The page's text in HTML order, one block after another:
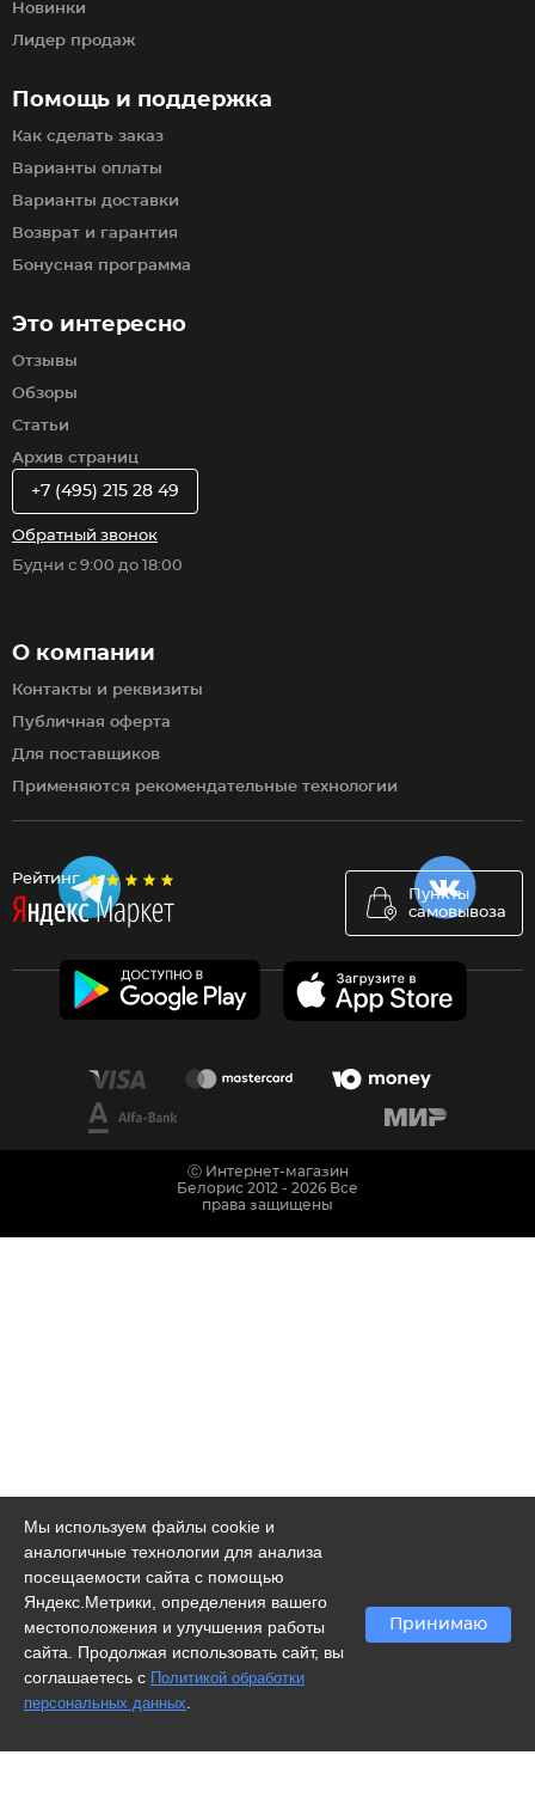
Рейтинг
Пункты
самовывоза
Помощь и поддержка
Как сделать заказ
Варианты оплаты
Варианты доставки
Возврат и гарантия
Бонусная программа
Новинки
Лидер продаж
Это интересно
Отзывы
Обзоры
Статьи
Архив страниц
О компании
Контакты и реквизиты
Публичная оферта
Для поставщиков
Применяются рекомендательные технологии
+7 (495) 215 28 49
Обратный звонок
Будни с 9:00 до 18:00
Мы используем файлы cookie и
аналогичные технологии для анализа
посещаемости сайта с помощью
Яндекс.Метрики, определения вашего
местоположения и улучшения работы
сайта. Продолжая использовать сайт, вы
соглашаетесь с Политикой обработки
персональных данных
Принимаю
Ⓒ Интернет-магазин
Белорис 2012 - 2026 Все
права защищены